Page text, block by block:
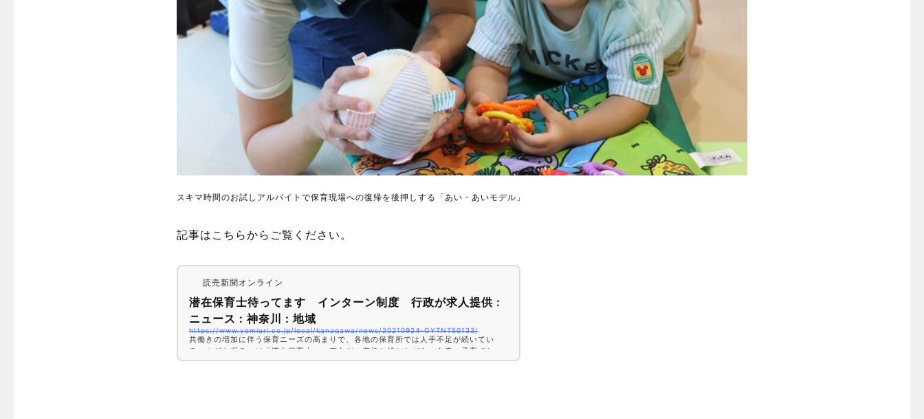
スキマ時間のお試しアルバイトで保育現場への復帰を後押しする「あい・あいモデル」
記事はこちらからご覧ください。
読売新聞オンライン
潜在保育士待ってます インターン制度 行政が求人提供 :
ニュース : 神奈川 : 地域
https://www.yomiuri.co.jp/local/kanagawa/news/20210924-OYTNT50133/
共働きの増加に伴う保育ニーズの高まりで、各地の保育所では人手不足が続いてい
る。カギを握るのは「潜在保育士」の存在だ。資格を持ちながら、自身の子育てなど
を機に現場を離れた人たちに、いかに活躍してもらうか。「お試し勤務」の